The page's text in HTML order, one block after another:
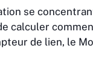
se
calculer
de lien, le